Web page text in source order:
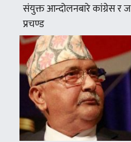
संयुक्त आन्दोलनबारे कांग्रेस र
प्रचण्ड